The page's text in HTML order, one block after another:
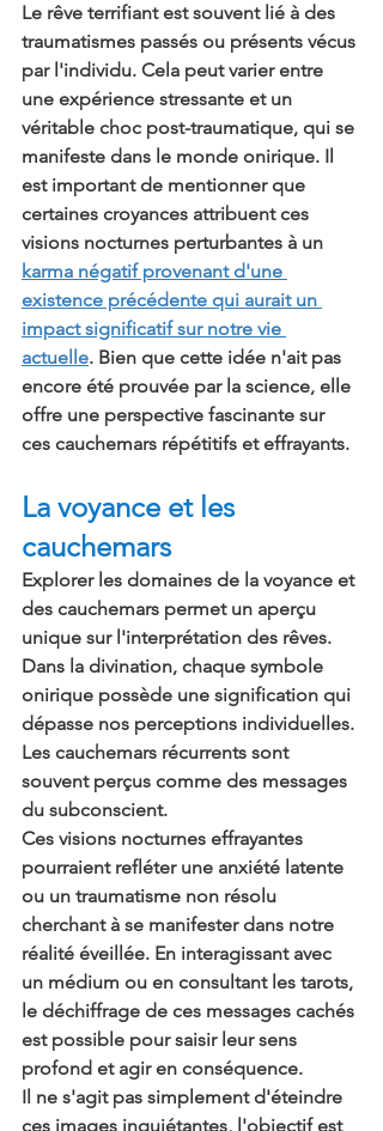
Le rêve terrifiant est souvent lié à des
traumatismes passés ou présents vécus
par l'individu. Cela peut varier entre
une expérience stressante et un
véritable choc post-traumatique, qui se
manifeste dans le monde onirique. Il
est important de mentionner que
certaines croyances attribuent ces
visions nocturnes perturbantes à un
karma négatif provenant d'une
existence précédente qui aurait un
impact significatif sur notre vie
actuelle. Bien que cette idée n'ait pas
encore été prouvée par la science, elle
offre une perspective fascinante sur
ces cauchemars répétitifs et effrayants.
La voyance et les
cauchemars
Explorer les domaines de la voyance et
des cauchemars permet un aperçu
unique sur l'interprétation des rêves.
Dans la divination, chaque symbole
onirique possède une signification qui
dépasse nos perceptions individuelles.
Les cauchemars récurrents sont
souvent perçus comme des messages
du subconscient.
Ces visions nocturnes effrayantes
pourraient refléter une anxiété latente
ou un traumatisme non résolu
cherchant à se manifester dans notre
réalité éveillée. En interagissant avec
un médium ou en consultant les tarots,
le déchiffrage de ces messages cachés
est possible pour saisir leur sens
profond et agir en conséquence.
Il ne s'agit pas simplement d'éteindre
ces images inquiétantes, l'objectif est